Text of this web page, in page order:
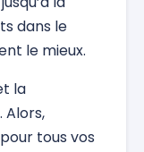
dans le
le mieux.
la
Alors,
tous vos